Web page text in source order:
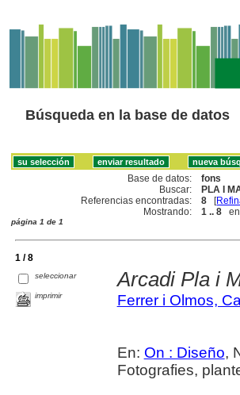
Búsqueda en la base de datos
Base de datos:
fons
Buscar:
PLA I
Referencias encontradas:
8 [
Mostrando:
1 .. 8
página 1 de 1
1 / 8
seleccionar
imprimir
Arcadi Pla i
Ferrer i Olmos,
En: On : Diseño,
Fotografies,